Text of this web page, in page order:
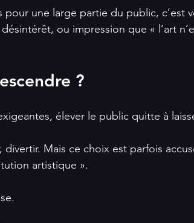
pour une large partie du public, c’est
ou impression que « l’art
?
élever le public quitte à
divertir. Mais ce choix est parfois
artistique ».